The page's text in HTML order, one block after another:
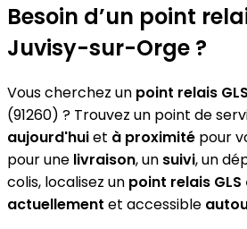
Besoin d’un point
Juvisy-sur-Orge ?
Vous cherchez un point relais GLS
(91260) ? Trouvez un point de
aujourd'huiet à proximité pour
pour une livraison, un suivi, un
colis, localisez un point relais GLS
actuellement et accessible